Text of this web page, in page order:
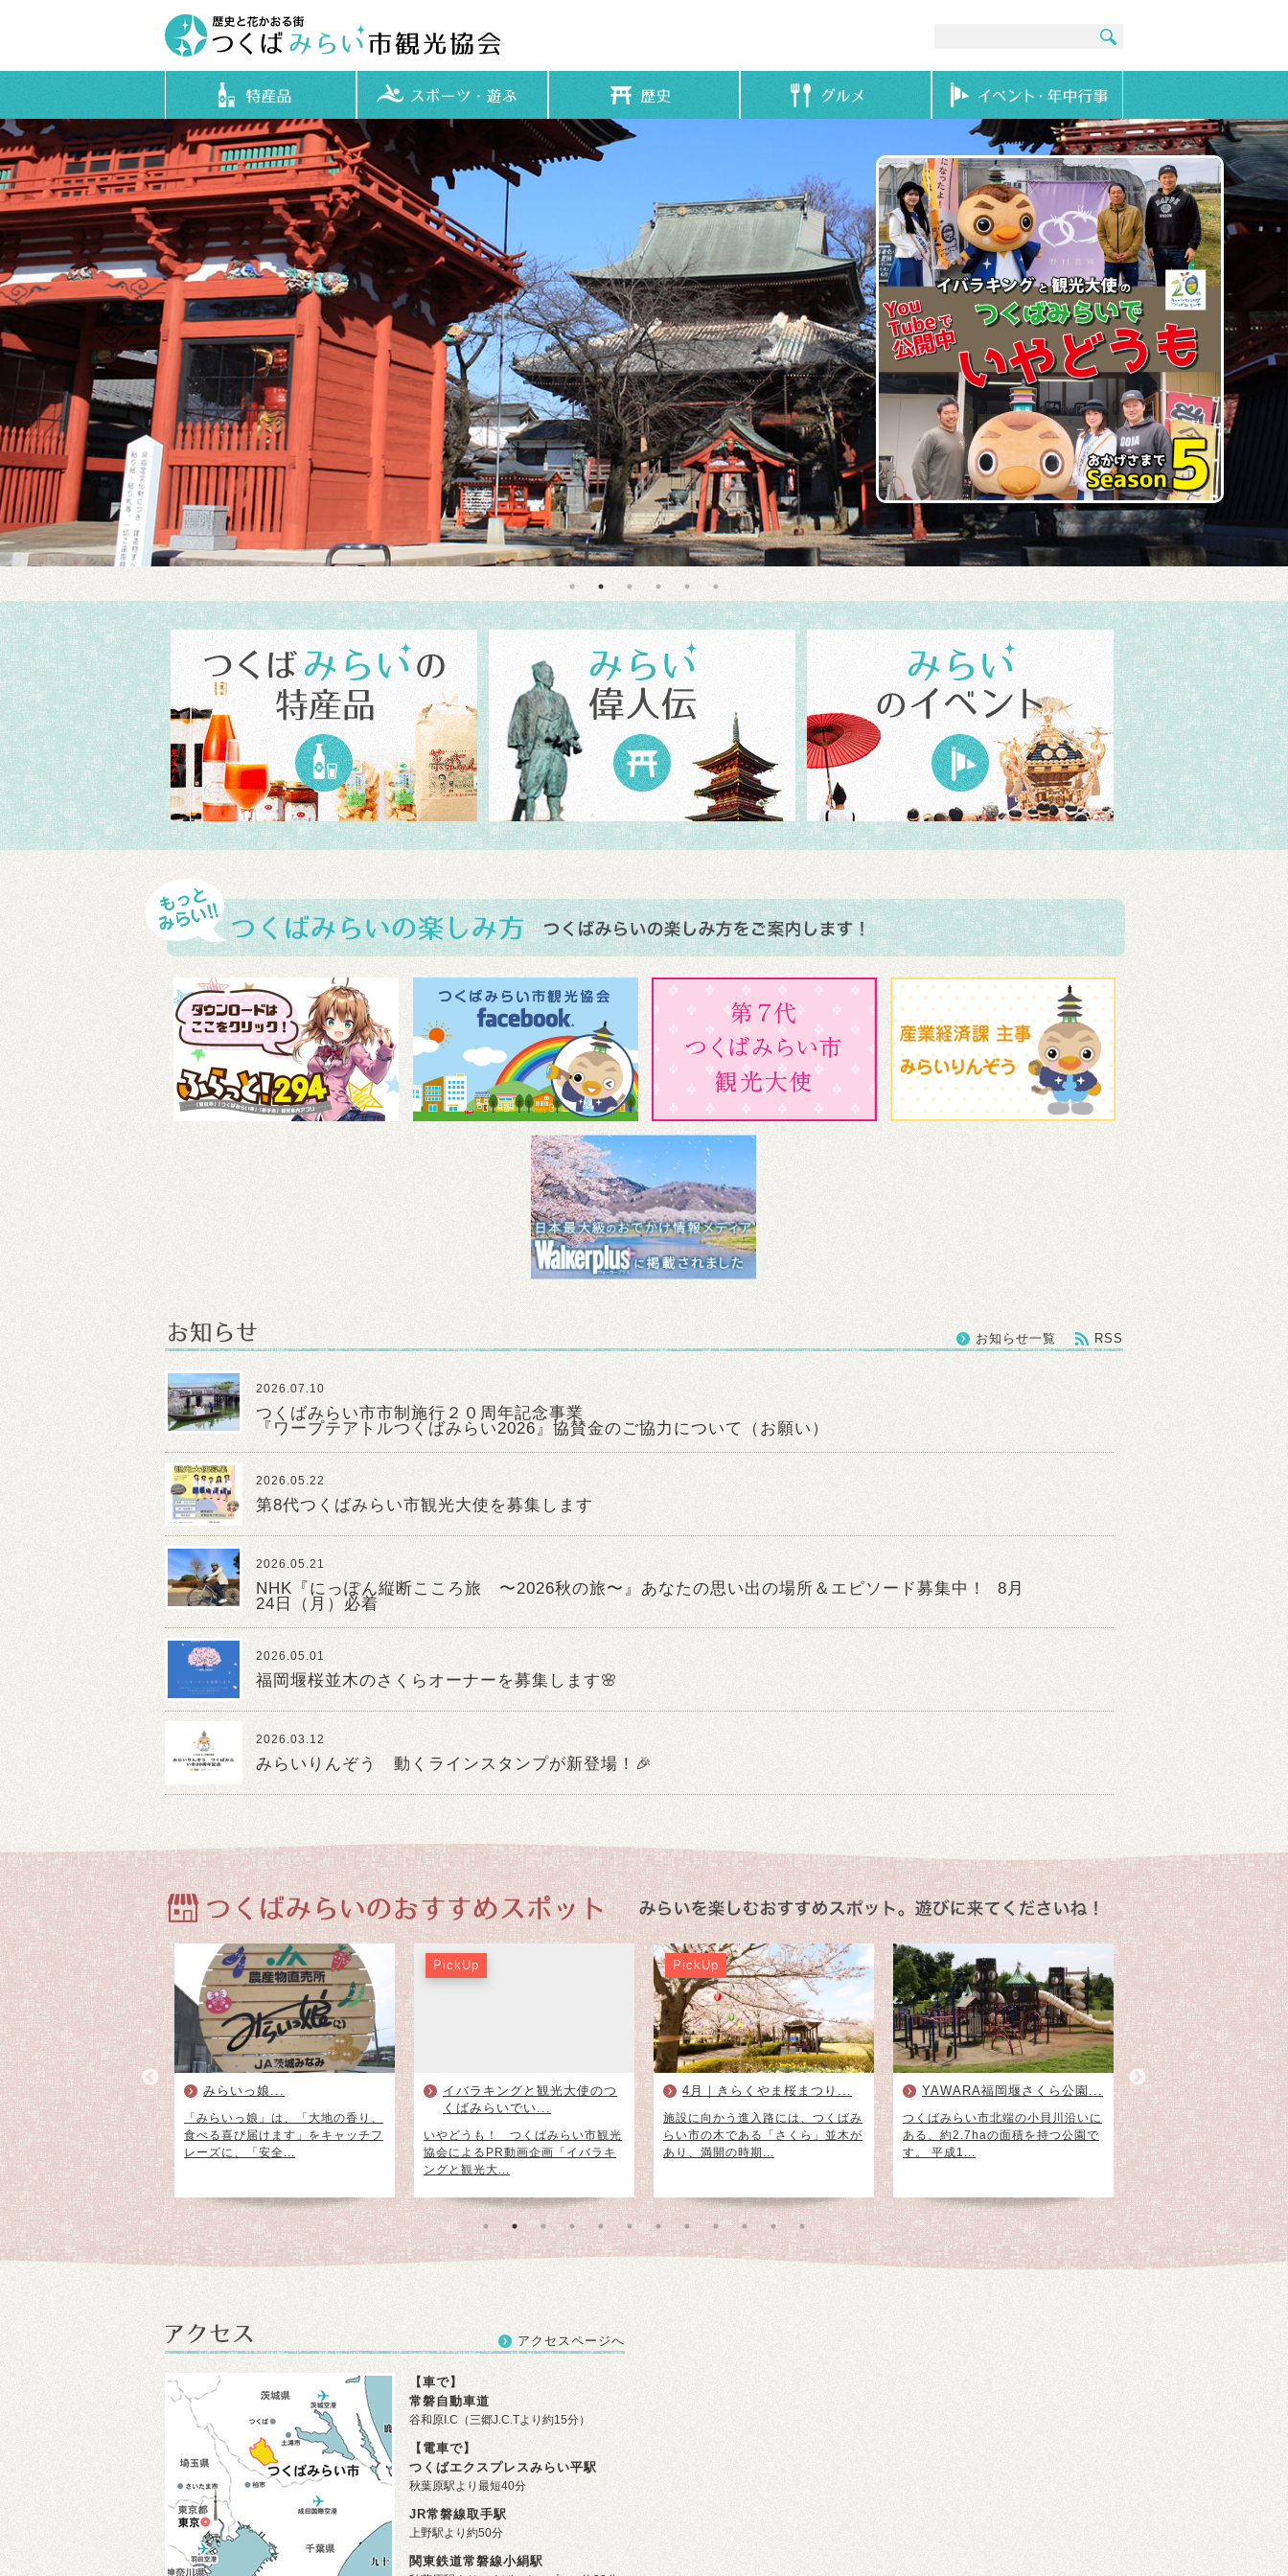
RSS
お知らせ一覧
2026.07.10
つくばみらい市市制施行２０周年記念事業
『ワープテアトルつくばみらい2026』協賛金のご協力について（お願い）
2026.05.22
第8代つくばみらい市観光大使を募集します
2026.05.21
NHK『にっぽん縦断こころ旅 〜2026秋の旅〜』あなたの思い出の場所＆エピソード募集中！ 8月
24日（月）必着
2026.05.01
福岡堰桜並木のさくらオーナーを募集します🌸
2026.03.12
みらいりんぞう 動くラインスタンプが新登場！🎉
楽器きらくやまふれあ
...
福祉館」と「世代ふれあ
2館をメインに、テニス
ートボ...
みらいっ娘...
「みらいっ娘」は、「大地の香り、
食べる喜び届けます」をキャッチフ
レーズに、「安全...
イバラキングと観光大使のつ
くばみらいでい...
いやどうも！ つくばみらい市観光
協会によるPR動画企画「イバラキ
ングと観光大...
PickUp
4月｜きらくやま桜まつり...
施設に向かう進入路には、つくばみ
らい市の木である「さくら」並木が
あり、満開の時期...
PickUp
YAWARA福岡堰さくら公園...
つくばみらい市北端の小貝川沿いに
ある、約2.7haの面積を持つ公園で
す。 平成1...
Hālau Mahina
幼少期よりバトントワリ
エ、エアロビクス、ソシ
などを学んできた...
アクセスページへ
【車で】
常磐自動車道
谷和原I.C（三郷J.C.Tより約15分）
【電車で】
つくばエクスプレスみらい平駅
秋葉原駅より最短40分
JR常磐線取手駅
上野駅より約50分
関東鉄道常磐線小絹駅